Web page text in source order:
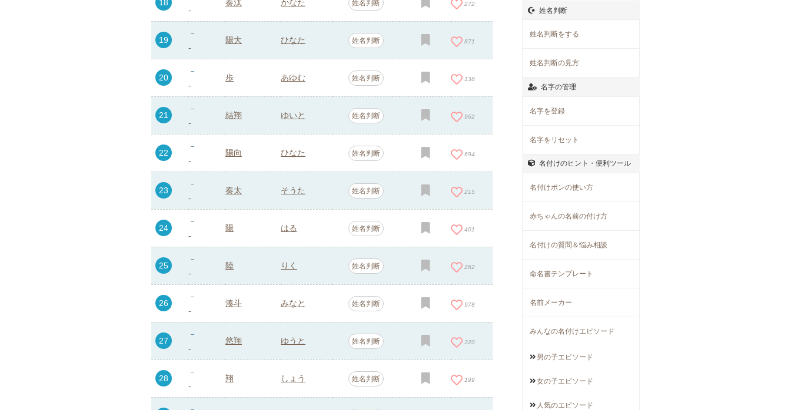
18
-
奏汰 かなた 姓名判断 272
19
-
陽大 ひなた 姓名判断 871
20
-
歩 あゆむ 姓名判断 138
21
-
結翔 ゆいと 姓名判断 962
22
-
陽向 ひなた 姓名判断 694
23
-
奏太 そうた 姓名判断 215
24
-
陽 はる 姓名判断 401
25
-
陸 りく 姓名判断 262
26
-
湊斗 みなと 姓名判断 978
27
-
悠翔 ゆうと 姓名判断 320
28
-
翔 しょう 姓名判断 199
姓名判断
姓名判断をする
姓名判断の見方
名字の管理
名字を登録
名字をリセット
名付けのヒント・便利ツール
名付けポンの使い方
赤ちゃんの名前の付け方
名付けの質問＆悩み相談
命名書テンプレート
名前メーカー
みんなの名付けエピソード
男の子エピソード
女の子エピソード
人気のエピソード